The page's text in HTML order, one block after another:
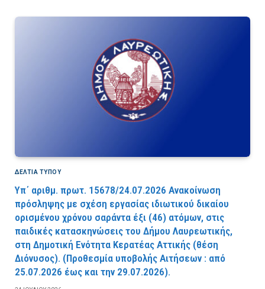
ΔΕΛΤΙΑ ΤΥΠΟΥ
Υπ΄ αριθμ. πρωτ. 15678/24.07.2026 Ανακοίνωση
πρόσληψης με σχέση εργασίας ιδιωτικού δικαίου
ορισμένου χρόνου σαράντα έξι (46) ατόμων, στις
παιδικές κατασκηνώσεις του Δήμου Λαυρεωτικής,
στη Δημοτική Ενότητα Κερατέας Αττικής (θέση
Διόνυσος). (Προθεσμία υποβολής Αιτήσεων : από
25.07.2026 έως και την 29.07.2026).